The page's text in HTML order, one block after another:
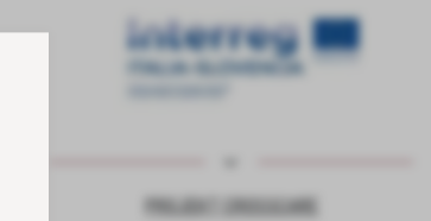
PROJEKT CROSSCARE